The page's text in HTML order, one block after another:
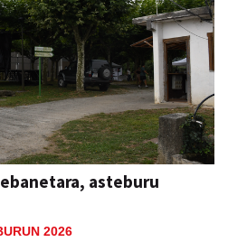
asteburu
2026